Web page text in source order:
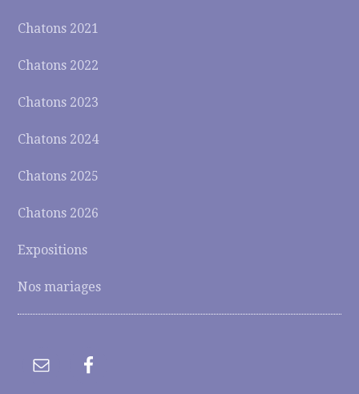
Chatons 2021
Chatons 2022
Chatons 2023
Chatons 2024
Chatons 2025
Chatons 2026
Expositions
Nos mariages